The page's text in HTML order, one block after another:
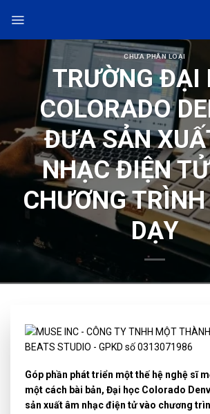
content
CHƯA PHÂN LOẠI
TRƯỜNG ĐẠI
COLORADO
ĐƯA SẢN
NHẠC ĐIỆN
CHƯƠNG
DẠY
Góp phần phát triển một thế hệ nghệ sĩ
một cách bài bản, Đại học Colorado
sản xuất âm nhạc điện tử vào chương